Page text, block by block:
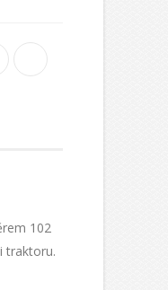
102
traktoru.